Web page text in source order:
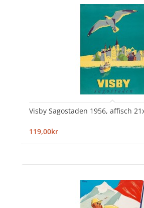
Visby Sagostaden 1956, affisch
119,00kr